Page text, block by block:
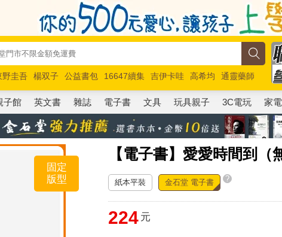
野圭吾 楊双子 公益書包 16647續集 吉伊卡哇 高希均
通靈藥師
賽 路邊攤新作 馬斯克 玩具總動員5 超慢跑
子館 英文書 雜誌 電子書 文具 玩具親子 3C電玩 家電
【電子書】愛愛時間到（
固定
版型
紙本平裝 金石堂 電子書 ?
224 元